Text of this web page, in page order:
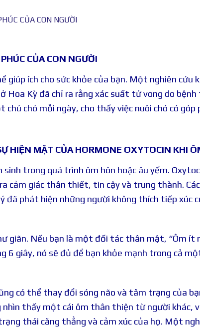
CỦA CON NGƯỜI
CỦA CON NGƯỜI
giúp ích cho sức khỏe của bạn. Một nghiên cứu
Hoa Kỳ đã chỉ ra rằng xác suất tử vong do bệnh
chó mỗi ngày, cho thấy việc nuôi chó có góp
HIỆN MẶT CỦA HORMONE OXYTOCIN KHI
trong quá trình ôm hôn hoặc âu yếm.
cảm giác thân thiết, tin cậy và trung thành.
đã phát hiện những người không thích tiếp xúc
giãn. Nếu bạn là một đối tác thân mật, “Ôm ít
6 giây, nó sẽ đủ để bạn khỏe mạnh trong cả
có thể thay đổi sóng não và tâm trạng của
thấy một cái ôm thân thiện từ người khác,
thái căng thẳng và cảm xúc của họ. Một